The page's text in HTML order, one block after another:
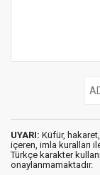
UYARI: Küfür,
içeren, imla kuralları
Türkçe karakter
onaylanmamaktadır.